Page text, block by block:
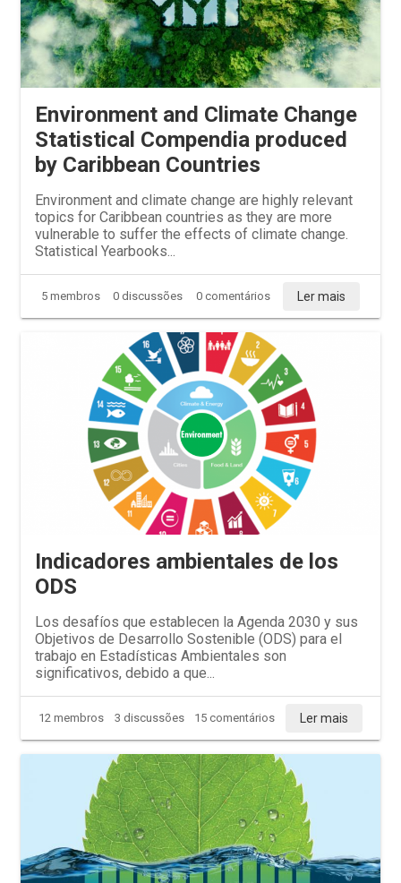
Environment and Climate Change
Statistical Compendia produced
by Caribbean Countries
Environment and climate change are highly relevant
topics for Caribbean countries as they are more
vulnerable to suffer the effects of climate change.
Statistical Yearbooks...
5 membros 0 discussões 0 comentários Ler mais
Indicadores ambientales de los
ODS
Los desafíos que establecen la Agenda 2030 y sus
Objetivos de Desarrollo Sostenible (ODS) para el
trabajo en Estadísticas Ambientales son
significativos, debido a que...
12 membros 3 discussões 15 comentários Ler mais